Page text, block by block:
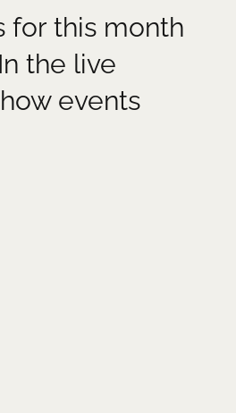
for this month
the live
events